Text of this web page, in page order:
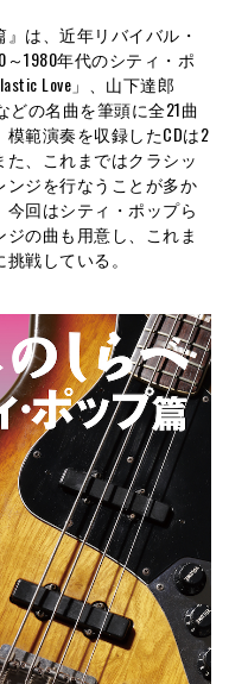
は、近年リバイバル・
1980年代のシティ・ポ
Love」、山下達郎
どの名曲を筆頭に全21曲
範演奏を収録したCDは2
、これまではクラシッ
ジを行なうことが多か
回はシティ・ポップら
の曲も用意し、これま
戦している。